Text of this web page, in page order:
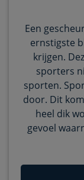
Een
ernstigste
krijgen.
sporters
sporten.
door. Dit
heel dik
gevoel